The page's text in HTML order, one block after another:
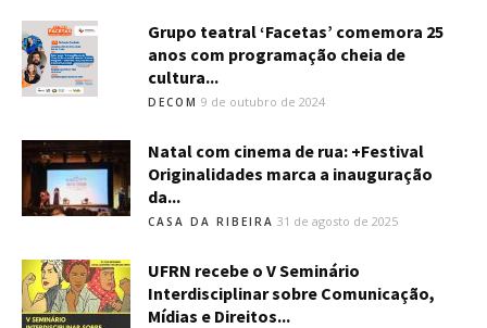
Grupo teatral ‘Facetas’ comemora 25
anos com programação cheia de
cultura...
DECOM 9 de outubro de 2024
Natal com cinema de rua: +Festival
Originalidades marca a inauguração
da...
CASA DA RIBEIRA 31 de agosto de 2025
UFRN recebe o V Seminário
Interdisciplinar sobre Comunicação,
Mídias e Direitos...